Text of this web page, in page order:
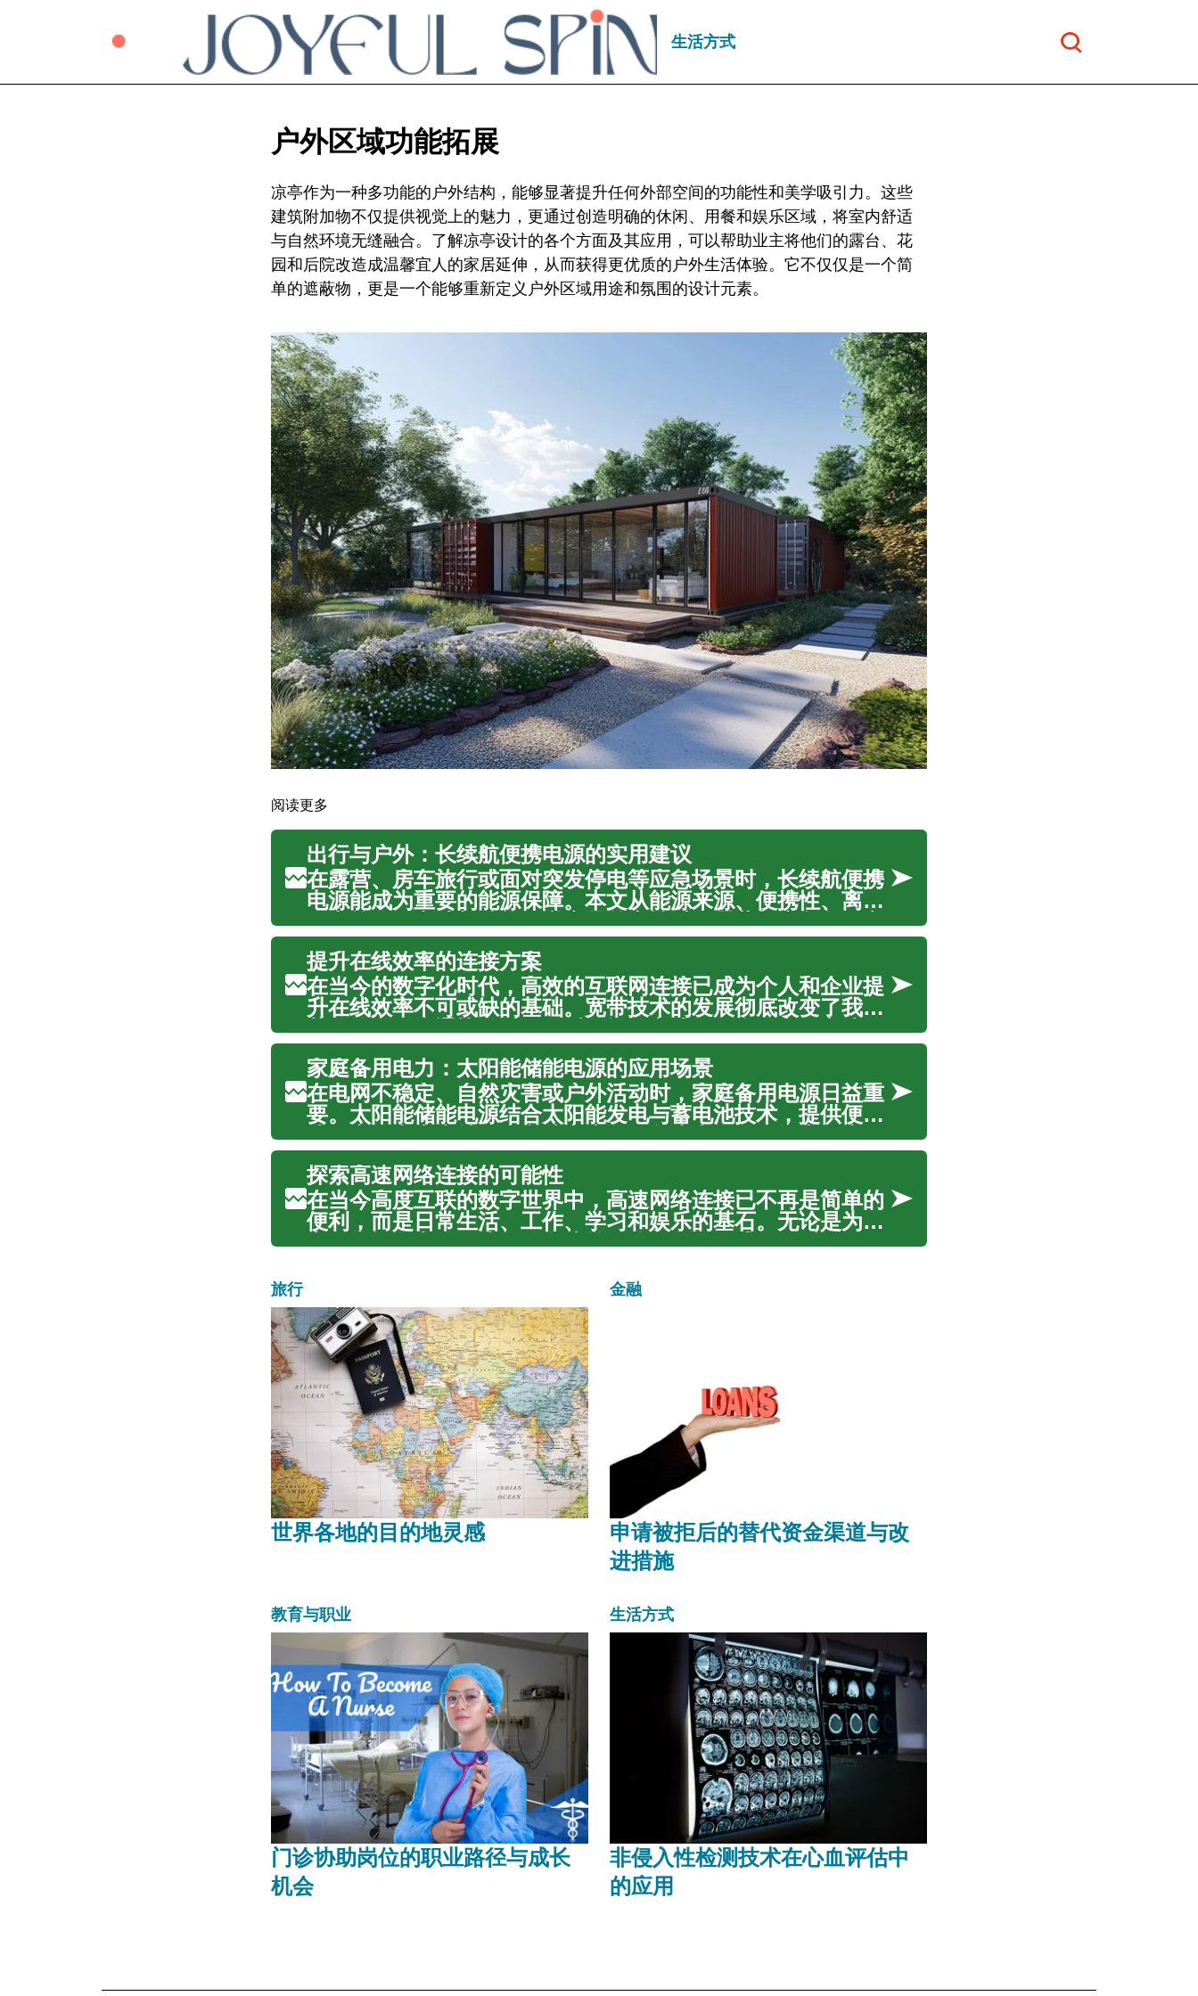
生活方式
户外区域功能拓展
凉亭作为一种多功能的户外结构，能够显著提升任何外部空间的功能性和美学吸引力。这些
建筑附加物不仅提供视觉上的魅力，更通过创造明确的休闲、用餐和娱乐区域，将室内舒适
与自然环境无缝融合。了解凉亭设计的各个方面及其应用，可以帮助业主将他们的露台、花
园和后院改造成温馨宜人的家居延伸，从而获得更优质的户外生活体验。它不仅仅是一个简
单的遮蔽物，更是一个能够重新定义户外区域用途和氛围的设计元素。
阅读更多
出行与户外：长续航便携电源的实用建议
在露营、房车旅行或面对突发停电等应急场景时，长续航便携
电源能成为重要的能源保障。本文从能源来源、便携性、离网
供电策略、电池与储能、逆变器兼容性以及露营与应急备份六
个方面提供实用建议，帮助读者在不同户外环境中实现稳定、
安全且更可持续的电...
提升在线效率的连接方案
在当今的数字化时代，高效的互联网连接已成为个人和企业提
升在线效率不可或缺的基础。宽带技术的发展彻底改变了我们
获取信息、沟通协作以及娱乐休闲的方式。一个稳定且高速的
宽带连接不仅能确保日常在线活动的顺畅进行，更是推动远程
工作、在线学习、数...
家庭备用电力：太阳能储能电源的应用场景
在电网不稳定、自然灾害或户外活动时，家庭备用电源日益重
要。太阳能储能电源结合太阳能发电与蓄电池技术，提供便携
或固定的电力支持。本文从家庭备用角度出发，介绍常见应用
场景、关键组件（battery、inverter、lifepo4）、便携...
探索高速网络连接的可能性
在当今高度互联的数字世界中，高速网络连接已不再是简单的
便利，而是日常生活、工作、学习和娱乐的基石。无论是为了
高效的远程办公、流畅的在线学习体验、沉浸式的娱乐活动如
旅行
世界各地的目的地灵感
金融
申请被拒后的替代资金渠道与改
进措施
教育与职业
门诊协助岗位的职业路径与成长
机会
生活方式
非侵入性检测技术在心血评估中
的应用